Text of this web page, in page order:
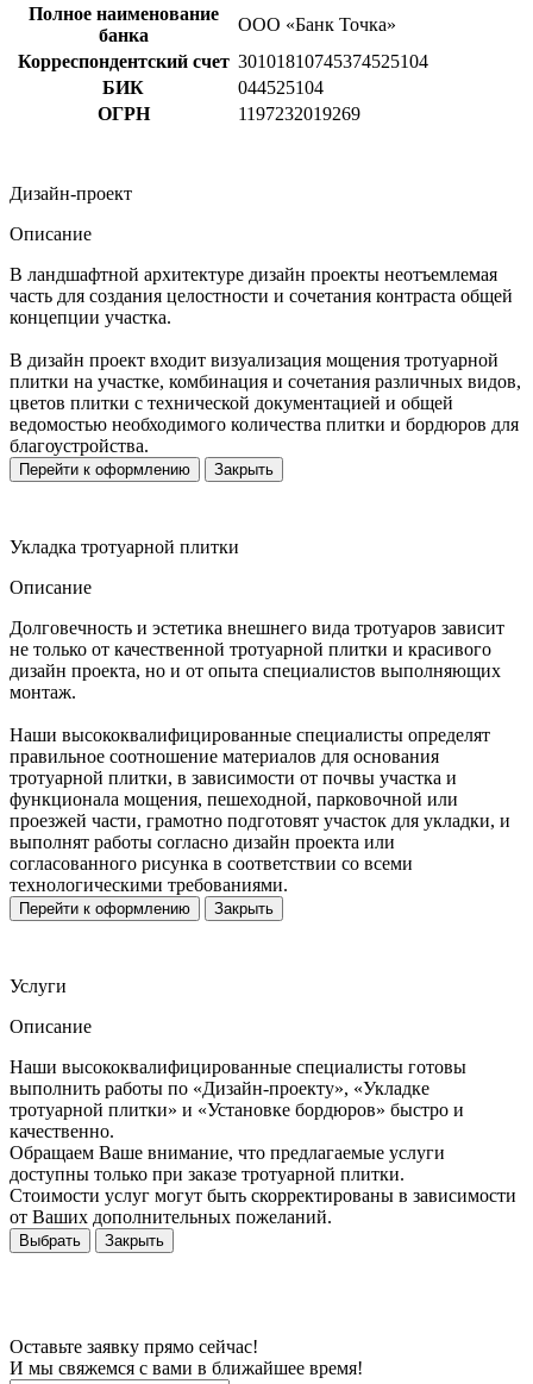
Полное наименование
банка
ООО «Банк Точка»
Корреспондентский счет 30101810745374525104
БИК
044525104
ОГРН
1197232019269
Дизайн-проект
Описание
В ландшафтной архитектуре дизайн проекты неотъемлемая
часть для создания целостности и сочетания контраста общей
концепции участка.
В дизайн проект входит визуализация мощения тротуарной
плитки на участке, комбинация и сочетания различных видов,
цветов плитки с технической документацией и общей
ведомостью необходимого количества плитки и бордюров для
благоустройства.
Перейти к оформлению Закрыть
Укладка тротуарной плитки
Описание
Долговечность и эстетика внешнего вида тротуаров зависит
не только от качественной тротуарной плитки и красивого
дизайн проекта, но и от опыта специалистов выполняющих
монтаж.
Наши высококвалифицированные специалисты определят
правильное соотношение материалов для основания
тротуарной плитки, в зависимости от почвы участка и
функционала мощения, пешеходной, парковочной или
проезжей части, грамотно подготовят участок для укладки, и
выполнят работы согласно дизайн проекта или
согласованного рисунка в соответствии со всеми
технологическими требованиями.
Перейти к оформлению Закрыть
Услуги
Описание
Наши высококвалифицированные специалисты готовы
выполнить работы по «Дизайн-проекту», «Укладке
тротуарной плитки» и «Установке бордюров» быстро и
качественно.
Обращаем Ваше внимание, что предлагаемые услуги
доступны только при заказе тротуарной плитки.
Стоимости услуг могут быть скорректированы в зависимости
от Ваших дополнительных пожеланий.
Выбрать Закрыть
Оставьте заявку прямо сейчас!
И мы свяжемся с вами в ближайшее время!